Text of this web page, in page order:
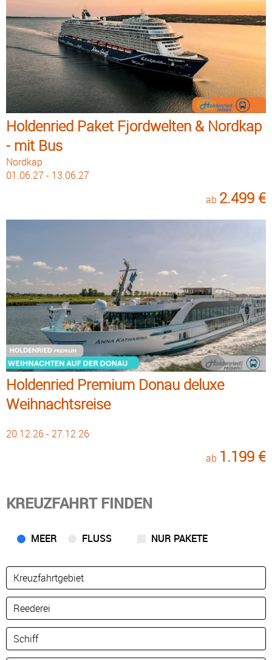
Holdenried Paket Fjordwelten & Nordkap
- mit Bus
Nordkap
01.06.27 - 13.06.27
ab 2.499 €
Holdenried Premium Donau deluxe
Weihnachtsreise
20.12.26 - 27.12.26
ab 1.199 €
KREUZFAHRT FINDEN
MEER FLUSS NUR PAKETE